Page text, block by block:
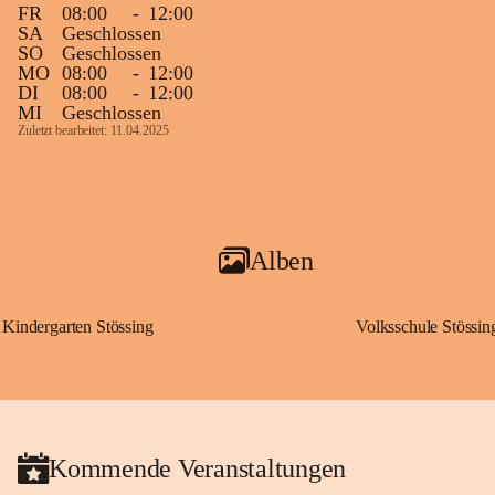
FR
08:00 - 12:00
SA
Geschlossen
SO
Geschlossen
MO 08:00 - 12:00
DI
08:00 - 12:00
MI
Geschlossen
Zuletzt bearbeitet: 11.04.2025
Alben
Kindergarten Stössing Volksschule
Kommende Veranstaltungen